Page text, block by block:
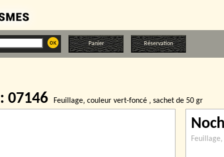
Panier Réservation
07146 Feuillage‚ couleur vert-foncé ‚ sachet de 50 gr
Noch